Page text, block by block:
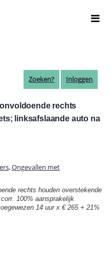
Zoeken? Inloggen
onvoldoende rechts
linksafslaande auto na
,Ongevallen met
rechts houden overstekende
100% aansprakelijk
14 uur x € 265 + 21%